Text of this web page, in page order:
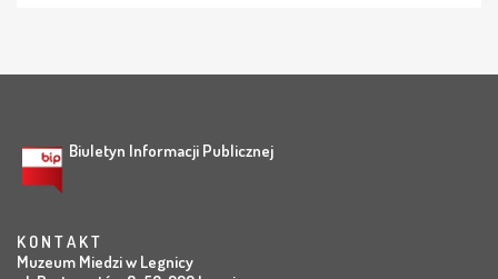
Biuletyn Informacji Publicznej
K O N T A K T
Muzeum Miedzi w Legnicy